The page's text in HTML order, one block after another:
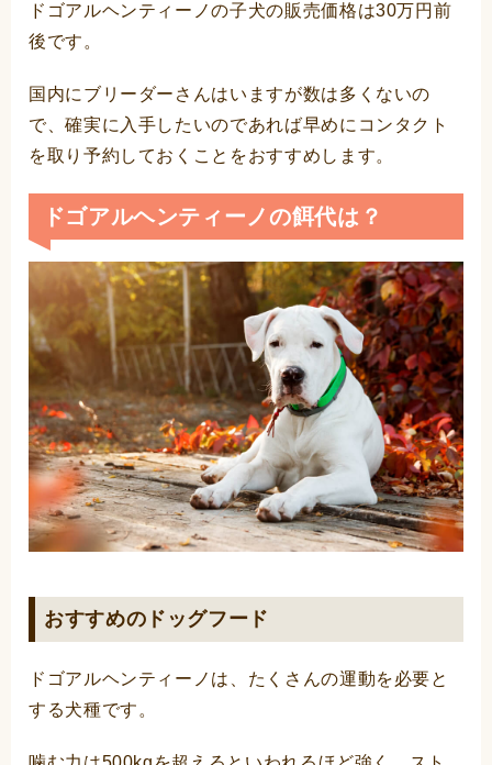
ドゴアルヘンティーノの子犬の販売価格は30万円前
後です。
国内にブリーダーさんはいますが数は多くないの
で、確実に入手したいのであれば早めにコンタクト
を取り予約しておくことをおすすめします。
ドゴアルヘンティーノの餌代は？
おすすめのドッグフード
ドゴアルヘンティーノは、たくさんの運動を必要と
する犬種です。